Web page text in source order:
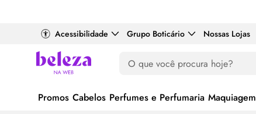
Acessibilidade Grupo Boticário Nossas Lojas
Promos Cabelos Perfumes e Perfumaria Maquiagem